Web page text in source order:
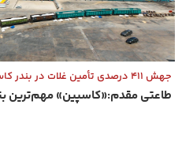
جهش ۴۱۱ درصدی تأمین غلات در بندر کاسپین
طاعتی ‌مقدم:«کاسپین» مهم‌ترین